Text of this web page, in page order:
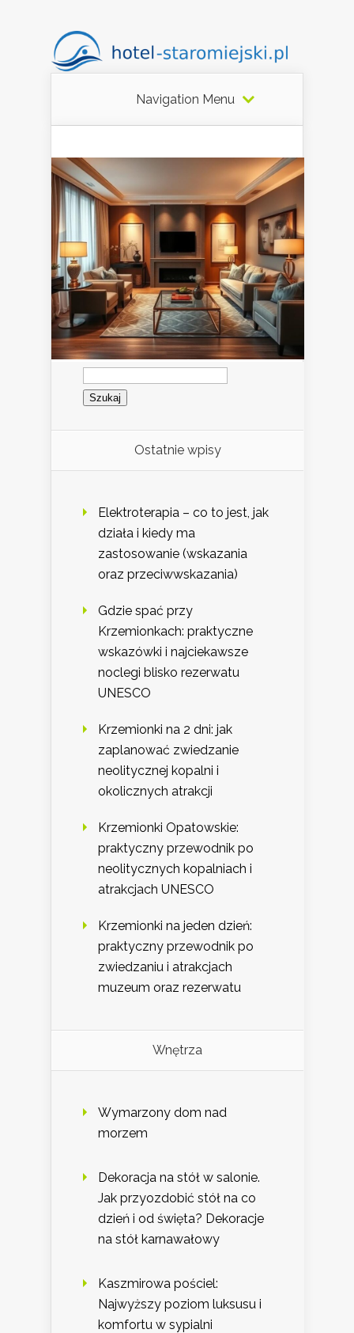
Navigation Menu
Szukaj:
Ostatnie wpisy
Elektroterapia – co to jest, jak
działa i kiedy ma
zastosowanie (wskazania
oraz przeciwwskazania)
Gdzie spać przy
Krzemionkach: praktyczne
wskazówki i najciekawsze
noclegi blisko rezerwatu
UNESCO
Krzemionki na 2 dni: jak
zaplanować zwiedzanie
neolitycznej kopalni i
okolicznych atrakcji
Krzemionki Opatowskie:
praktyczny przewodnik po
neolitycznych kopalniach i
atrakcjach UNESCO
Krzemionki na jeden dzień:
praktyczny przewodnik po
zwiedzaniu i atrakcjach
muzeum oraz rezerwatu
Wnętrza
Wymarzony dom nad
morzem
Dekoracja na stół w salonie.
Jak przyozdobić stół na co
dzień i od święta? Dekoracje
na stół karnawałowy
Kaszmirowa pościel:
Najwyższy poziom luksusu i
komfortu w sypialni